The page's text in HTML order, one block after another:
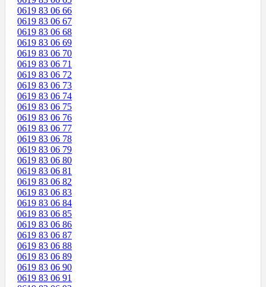
0619 83 06 66
0619 83 06 67
0619 83 06 68
0619 83 06 69
0619 83 06 70
0619 83 06 71
0619 83 06 72
0619 83 06 73
0619 83 06 74
0619 83 06 75
0619 83 06 76
0619 83 06 77
0619 83 06 78
0619 83 06 79
0619 83 06 80
0619 83 06 81
0619 83 06 82
0619 83 06 83
0619 83 06 84
0619 83 06 85
0619 83 06 86
0619 83 06 87
0619 83 06 88
0619 83 06 89
0619 83 06 90
0619 83 06 91